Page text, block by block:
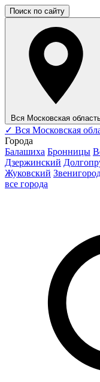
Поиск по сайту
Вся Московская
✓ Вся Московская
Города
Балашиха Бронницы
Дзержинский
Жуковский
все города